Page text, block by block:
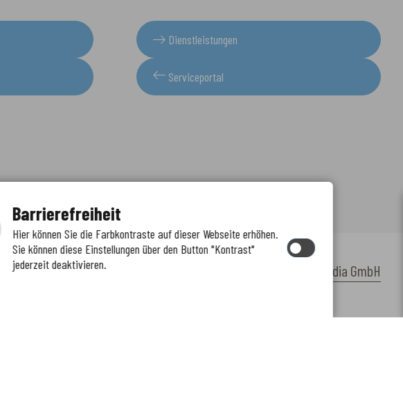
Dienstleistungen
Serviceportal
cm citymedia GmbH
Barrierefreiheit
Hier können Sie die Farbkontraste auf dieser Webseite erhöhen.
Sie können diese Einstellungen über den Button "Kontrast"
jederzeit deaktivieren.